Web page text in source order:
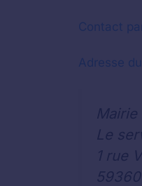
Contact
Adresse
Mairie
Le
1 rue
59360